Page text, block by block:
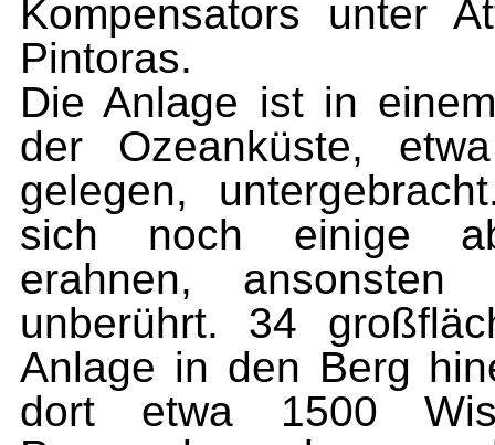
Kompensators unter
Pintoras.
Die Anlage ist in
der Ozeanküste,
gelegen,
sich noch einige
erahnen,
unberührt. 34
Anlage in den Berg
dort etwa 1500